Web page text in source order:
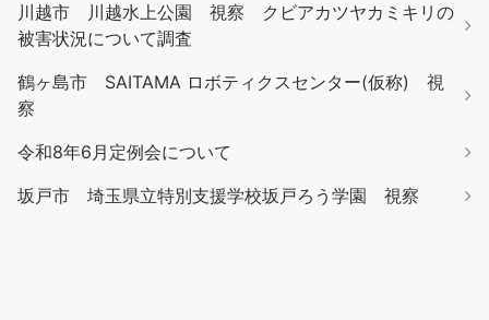
川越市 川越水上公園 視察 クビアカツヤカミキリの
被害状況について調査
鶴ヶ島市 SAITAMA ロボティクスセンター(仮称) 視
察
令和8年6月定例会について
坂戸市 埼玉県立特別支援学校坂戸ろう学園 視察